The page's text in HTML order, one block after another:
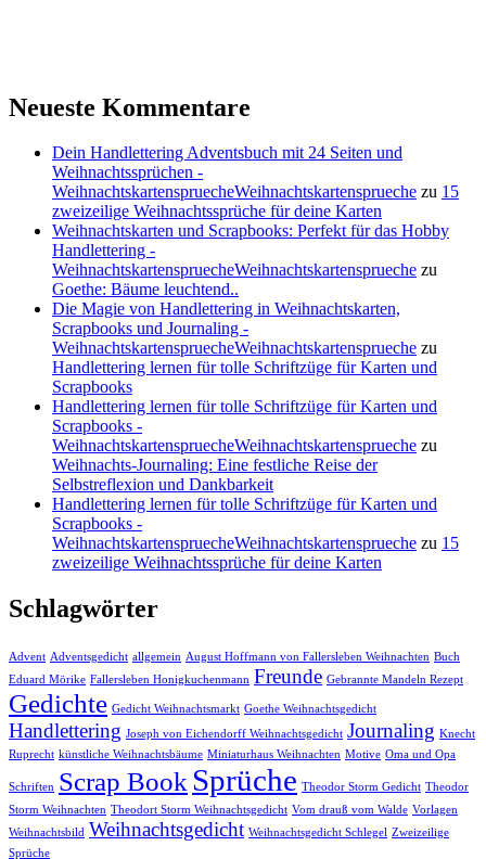
Neueste Kommentare
Dein Handlettering Adventsbuch mit 24 Seiten und
Weihnachtssprüchen -
WeihnachtskartenspruecheWeihnachtskartensprueche zu 15
zweizeilige Weihnachtssprüche für deine Karten
Weihnachtskarten und Scrapbooks: Perfekt für das Hobby
Handlettering -
WeihnachtskartenspruecheWeihnachtskartensprueche zu
Goethe: Bäume leuchtend..
Die Magie von Handlettering in Weihnachtskarten,
Scrapbooks und Journaling -
WeihnachtskartenspruecheWeihnachtskartensprueche zu
Handlettering lernen für tolle Schriftzüge für Karten und
Scrapbooks
Handlettering lernen für tolle Schriftzüge für Karten und
Scrapbooks -
WeihnachtskartenspruecheWeihnachtskartensprueche zu
Weihnachts-Journaling: Eine festliche Reise der
Selbstreflexion und Dankbarkeit
Handlettering lernen für tolle Schriftzüge für Karten und
Scrapbooks -
WeihnachtskartenspruecheWeihnachtskartensprueche zu 15
zweizeilige Weihnachtssprüche für deine Karten
Schlagwörter
Advent Adventsgedicht allgemein August Hoffmann von Fallersleben Weihnachten Buch
Eduard Mörike Fallersleben Honigkuchenmann Freunde Gebrannte Mandeln Rezept
Gedichte Gedicht Weihnachtsmarkt Goethe Weihnachtsgedicht
Handlettering Joseph von Eichendorff Weihnachtsgedicht Journaling Knecht
Ruprecht künstliche Weihnachtsbäume Miniaturhaus Weihnachten Motive Oma und Opa
Schriften Scrap Book Sprüche Theodor Storm Gedicht Theodor
Storm Weihnachten Theodort Storm Weihnachtsgedicht Vom drauß vom Walde Vorlagen
Weihnachtsbild Weihnachtsgedicht Weihnachtsgedicht Schlegel Zweizeilige
Sprüche